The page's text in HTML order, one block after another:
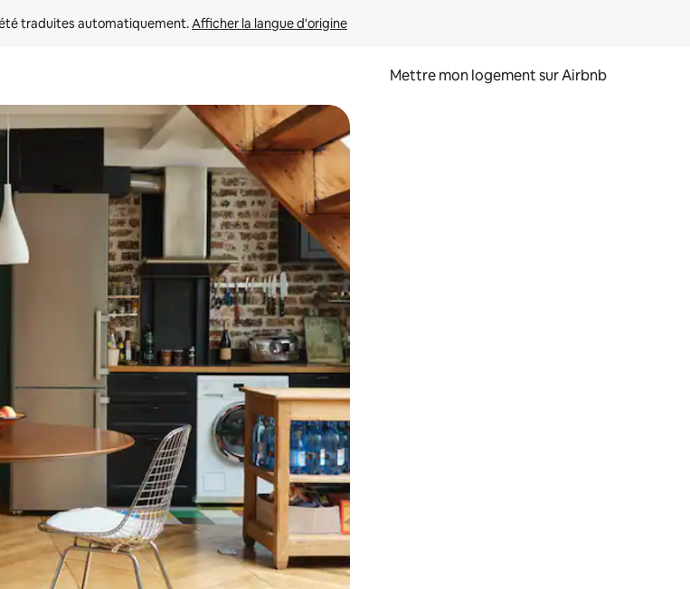
traduites automatiquement. Afficher la langue d'origine
Mettre mon logement sur Airbnb
bas pour les parcourir ou en appuyant et en faisant glisser.